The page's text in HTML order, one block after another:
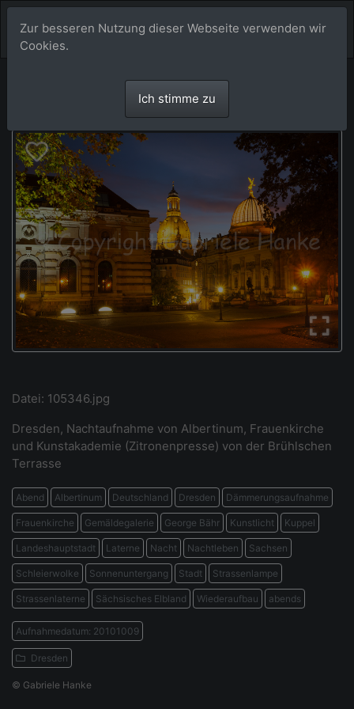
Datei: 105346.jpg
Dresden, Nachtaufnahme von Albertinum, Frauenkirche
und Kunstakademie (Zitronenpresse) von der Brühlschen
Terrasse
Abend Albertinum Deutschland Dresden Dämmerungsaufnahme
Frauenkirche Gemäldegalerie George Bähr Kunstlicht Kuppel
Landeshauptstadt Laterne Nacht Nachtleben Sachsen
Schleierwolke Sonnenuntergang Stadt Strassenlampe
Strassenlaterne Sächsisches Elbland Wiederaufbau abends
Aufnahmedatum: 20101009
Dresden
© Gabriele Hanke
Zur besseren Nutzung dieser Webseite verwenden wir
Cookies.
Ich stimme zu